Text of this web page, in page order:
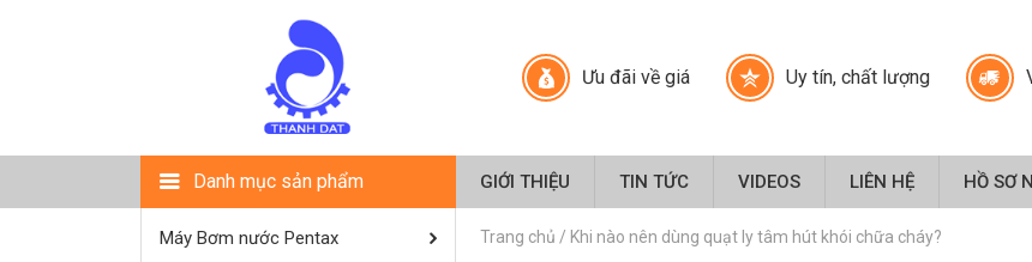
Ưu đãi về giá Uy tín, chất lượng
Danh mục sản phẩm GIỚI THIỆU TIN TỨC VIDEOS LIÊN HỆ HỒ SƠ
Máy Bơm nước Pentax
Trang chủ / Khi nào nên dùng quạt ly tâm hút khói chữa cháy?